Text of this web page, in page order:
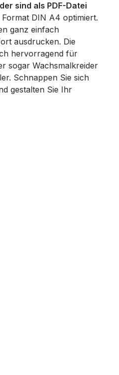
sind als PDF-Datei
DIN A4 optimiert.
ganz einfach
ausdrucken. Die
hervorragend für
sogar Wachsmalkreider
Schnappen Sie sich
gestalten Sie Ihr